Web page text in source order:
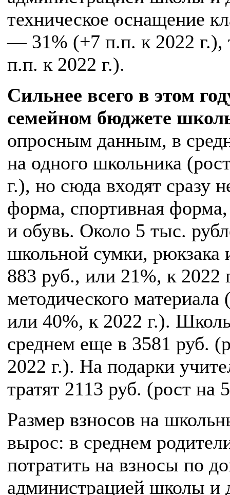
техническое оснащение
— 31% (+7 п.п. к 2022
п.п. к 2022 г.).
Сильнее всего в этом
семейном бюджете
опросным данным, в
на одного школьника
г.), но сюда входят сразу
форма, спортивная
и обувь. Около 5 тыс.
школьной сумки, рюкзака
883 руб., или 21%, к 2022
методического
или 40%, к 2022 г.).
среднем еще в 3581 руб.
2022 г.). На подарки
тратят 2113 руб. (рост на
Размер взносов на
вырос: в среднем
потратить на взносы по
администрацией школы и